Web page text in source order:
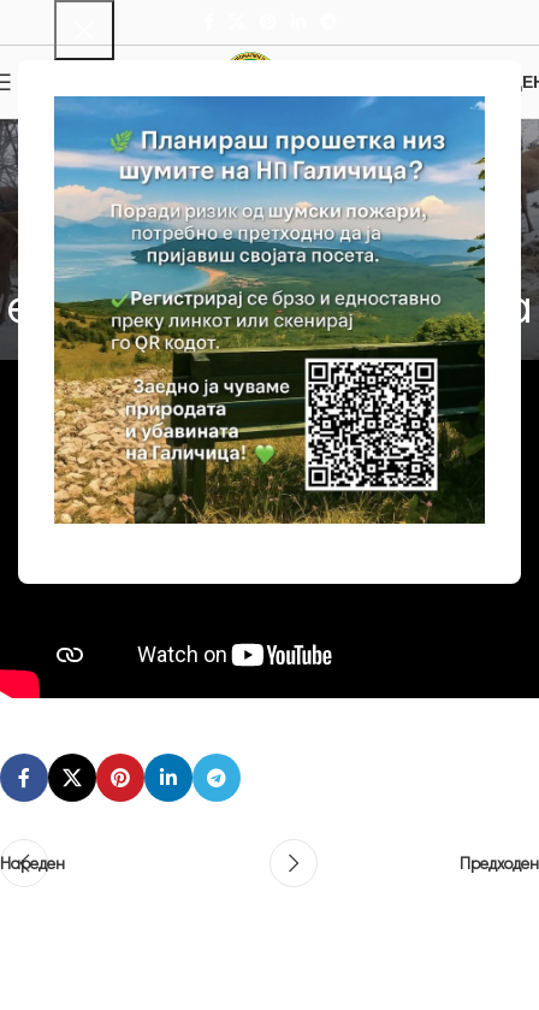
NEWS,НОВОСТИ
Репортажа од
репроцентарот на
елени во НП Галичица
NP GalichicaOn 13/05/2023
Нареден Предходен